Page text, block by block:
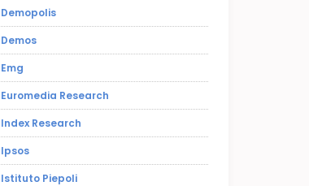
Demopolis
Demos
Emg
Euromedia Research
Index Research
Ipsos
Istituto Piepoli